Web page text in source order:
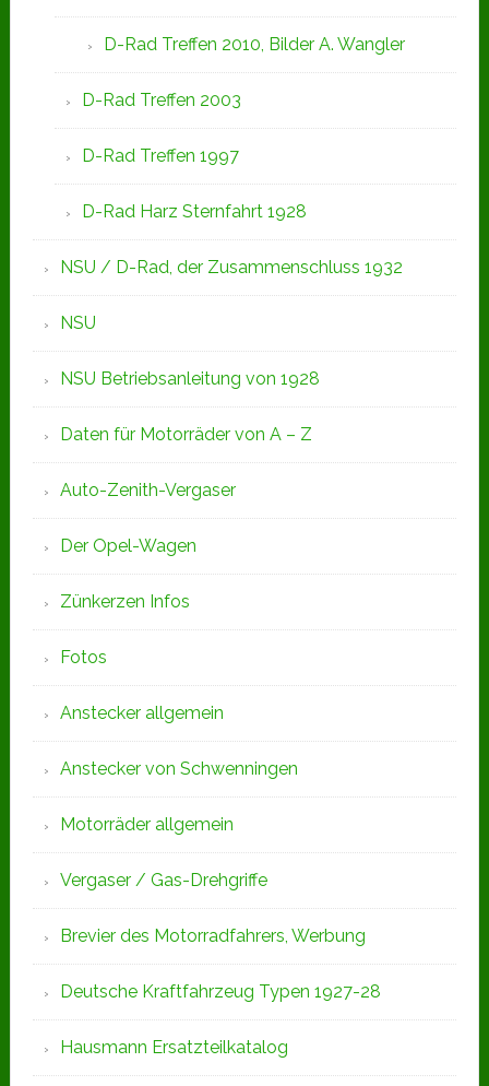
D-Rad Treffen 2010, Bilder A. Wangler
D-Rad Treffen 2003
D-Rad Treffen 1997
D-Rad Harz Sternfahrt 1928
NSU / D-Rad, der Zusammenschluss 1932
NSU
NSU Betriebsanleitung von 1928
Daten für Motorräder von A – Z
Auto-Zenith-Vergaser
Der Opel-Wagen
Zünkerzen Infos
Fotos
Anstecker allgemein
Anstecker von Schwenningen
Motorräder allgemein
Vergaser / Gas-Drehgriffe
Brevier des Motorradfahrers, Werbung
Deutsche Kraftfahrzeug Typen 1927-28
Hausmann Ersatzteilkatalog